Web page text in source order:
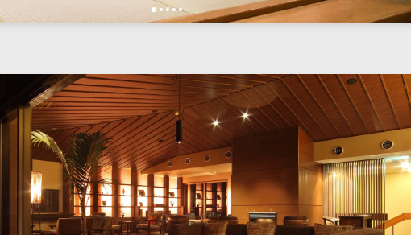
1 2 345